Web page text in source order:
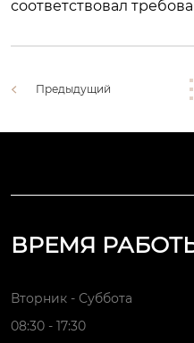
соответствовал
Предыдущий
ВРЕМЯ
Вторник - Суббота
08:30 - 17:30